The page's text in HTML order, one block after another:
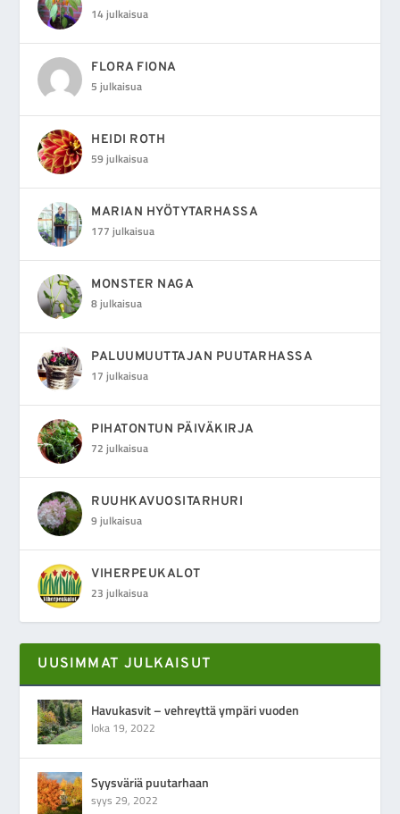
14 julkaisua
FLORA FIONA
5 julkaisua
HEIDI ROTH
59 julkaisua
MARIAN HYÖTYTARHASSA
177 julkaisua
MONSTER NAGA
8 julkaisua
PALUUMUUTTAJAN PUUTARHASSA
17 julkaisua
PIHATONTUN PÄIVÄKIRJA
72 julkaisua
RUUHKAVUOSITARHURI
9 julkaisua
VIHERPEUKALOT
23 julkaisua
UUSIMMAT JULKAISUT
Havukasvit – vehreyttä ympäri vuoden
loka 19, 2022
Syysväriä puutarhaan
syys 29, 2022